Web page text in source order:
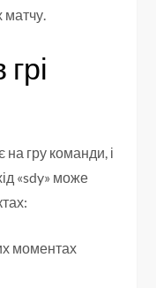
матчу.
на гру команди, і
«sdy» може
моментах